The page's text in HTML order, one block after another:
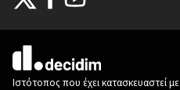
(Εξωτερική σύνδεση)
Ιστότοπος που έχει κατασκευαστεί με